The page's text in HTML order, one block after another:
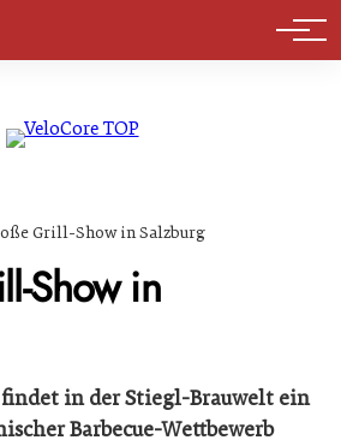
Grill-Show in Salzburg
Show in
findet in der Stiegl-Brauwelt ein
Barbecue-Wettbewerb